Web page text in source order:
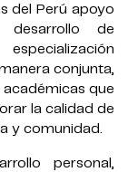
del Perú apoyo
de
conjunta,
que
la calidad de
y comunidad.
personal,